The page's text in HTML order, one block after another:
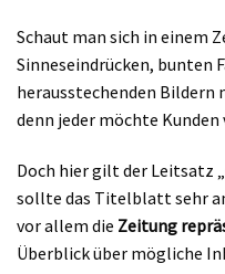
Schaut man sich in einem
Sinneseindrücken, bunten
herausstechenden Bildern
denn jeder möchte
Doch hier gilt der Leitsatz
sollte das Titelblatt sehr
vor allem die Zeitung
Überblick über mögliche